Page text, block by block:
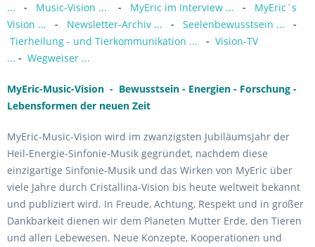
...
- Music-Vision ... - MyEric im Interview ... - MyEric´s
Vision ...
- Newsletter-Archiv ... - Seelenbewusstsein ...
-
Tierheilung - und Tierkommunikation ...
- Vision-TV
... - Wegweiser ...
MyEric-Music-Vision - Bewusstsein - Energien - Forschung -
Lebensformen der neuen Zeit
MyEric-Music-Vision wird im zwanzigsten Jubiläumsjahr der
Heil-Energie-Sinfonie-Musik gegründet, nachdem diese
einzigartige Sinfonie-Musik und das Wirken von MyEric über
viele Jahre durch Cristallina-Vision bis heute weltweit bekannt
und publiziert wird. In Freude, Achtung, Respekt und in großer
Dankbarkeit dienen wir dem Planeten Mutter Erde, den Tieren
und allen Lebewesen. Neue Konzepte, Kooperationen und